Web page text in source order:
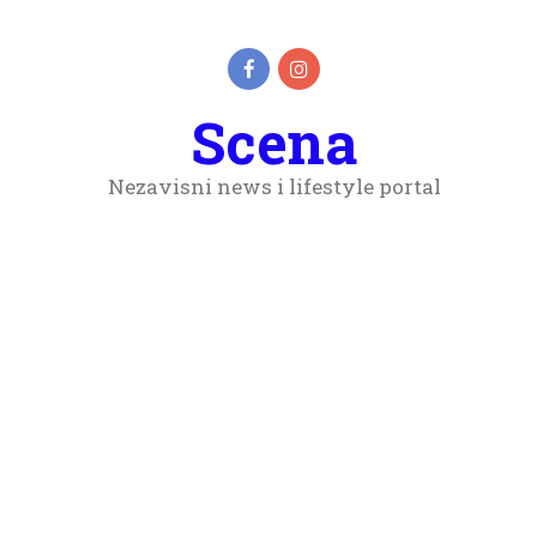
Scena
Nezavisni news i lifestyle portal